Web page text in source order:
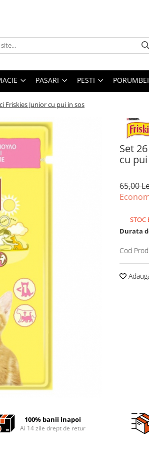
PASARI PESTI PORUMBEI
Friskies Junior cu pui in sos
Set
cu
65,00
STOC
Durata
Cod
100% banii inapoi
Ai 14 zile drept de retur